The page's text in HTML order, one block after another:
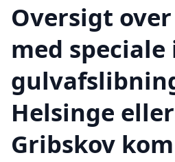
Oversigt
med speciale
Helsinge
Gribskov